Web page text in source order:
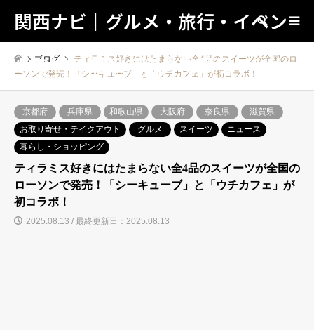
関西ナビ｜グルメ・旅行・イベン
トの地域情報の総合検索サイト！
検索
ブログ
ティラミス好きにはたまらない全4品のスイーツが全国のロ
ーソンで発売！「シーキューブ」と「ウチカフェ」が初コラボ！
京都府 兵庫県 和歌山県 大阪府 奈良県
滋賀県
お取り寄せ・テイクアウト
グルメ スイーツ
ニュース
暮らし・ショッピング
ティラミス好きにはたまらない全4品のスイーツが全国の
ローソンで発売！「シーキューブ」と「ウチカフェ」が
初コラボ！
2025.08.13 / 最終更新日：2025.08.13